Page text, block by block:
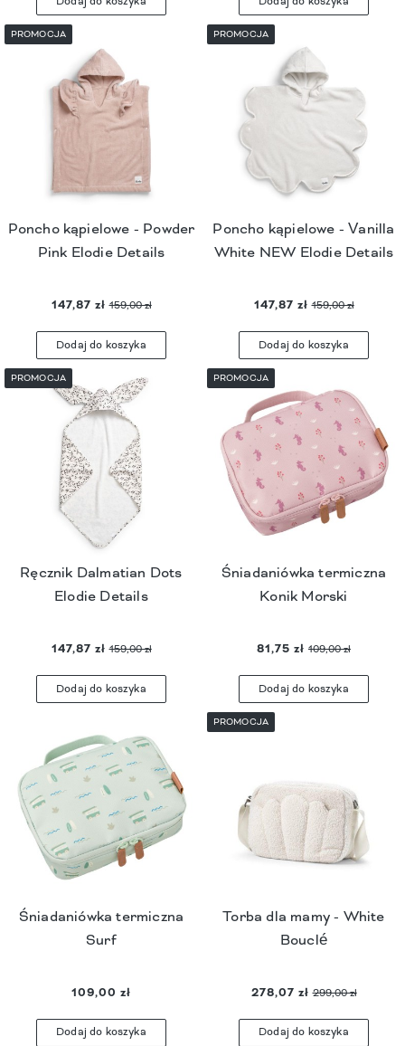
Poncho kąpielowe - Powder
Pink Elodie Details
147,87 zł 159,00 zł
Dodaj do koszyka
PROMOCJA
Poncho kąpielowe - Vanilla
White NEW Elodie Details
147,87 zł 159,00 zł
Dodaj do koszyka
PROMOCJA
Ręcznik Dalmatian Dots
Elodie Details
147,87 zł 159,00 zł
Dodaj do koszyka
PROMOCJA
Śniadaniówka termiczna
Konik Morski
81,75 zł 109,00 zł
Dodaj do koszyka
PROMOCJA
Śniadaniówka termiczna
Surf
109,00 zł
Dodaj do koszyka
Torba dla mamy - White
Bouclé
278,07 zł 299,00 zł
Dodaj do koszyka
PROMOCJA